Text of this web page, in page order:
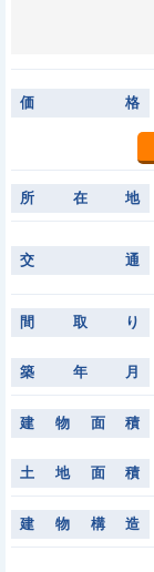
価 格
所 在 地
交 通
間 取 り
築 年 月
建 物 面 積
土 地 面 積
建 物 構 造